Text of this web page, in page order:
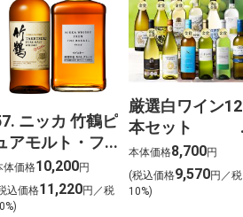
ニッカ 竹鶴ピ
アモルト・フ
ムザバレル ウ
スキー2本セッ
【北海道ご予
体価格10,200円
込価格11,220円／税
厳選白ワイン12
本セット
750ml×12
本体価格8,700円
(税込価格9,570円／税
10%)